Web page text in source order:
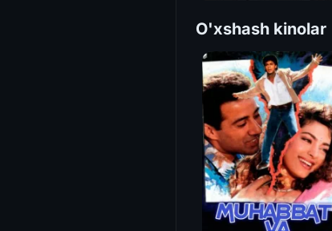
O'xshash kinolar